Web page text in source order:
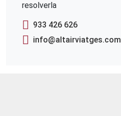
resolverla
933 426 626
info@altairviatges.com